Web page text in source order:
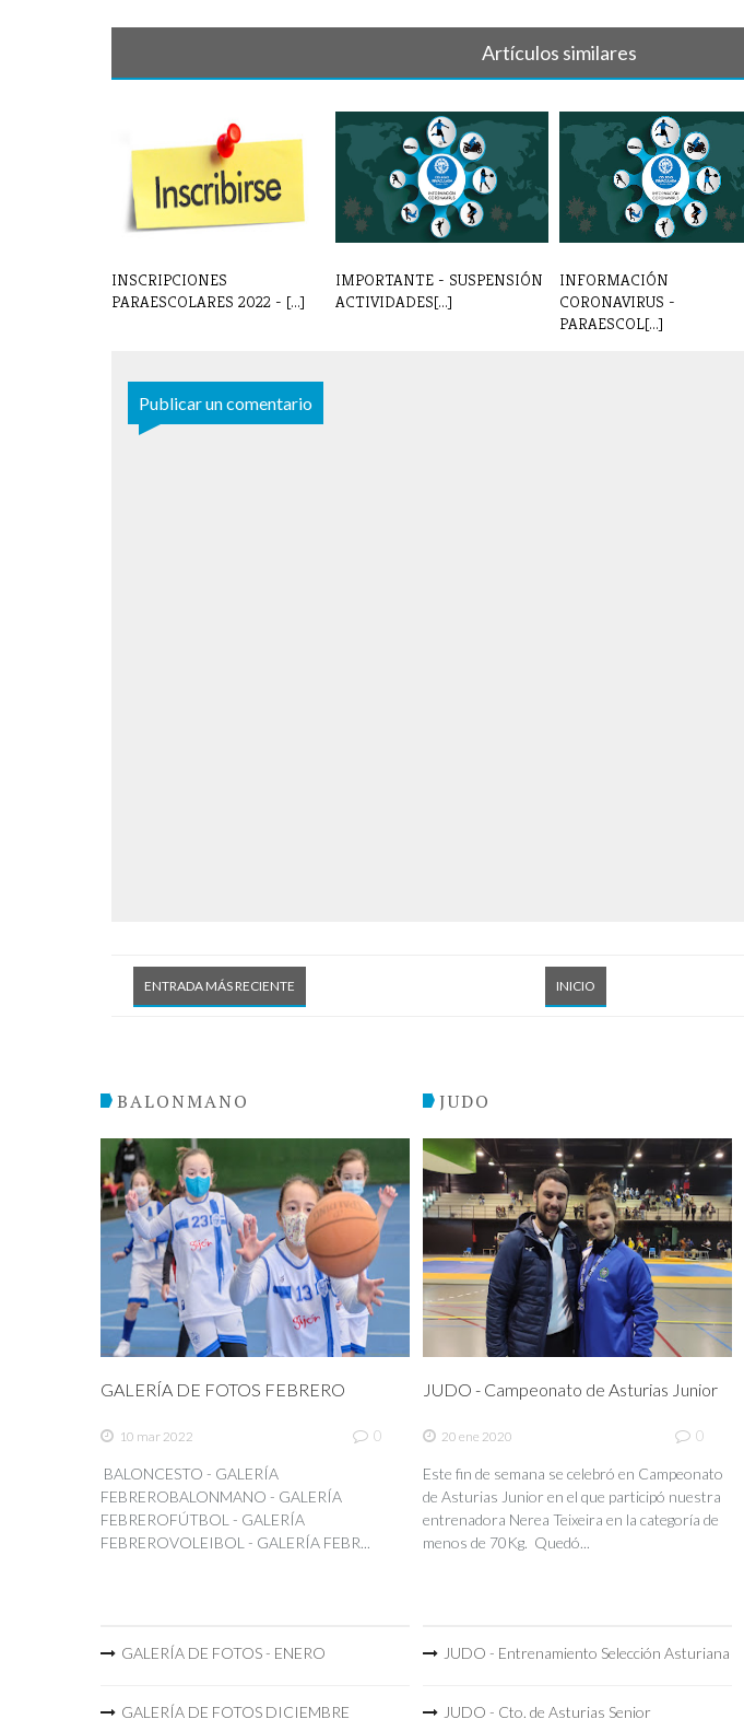
Artículos similares
INSCRIPCIONES
PARAESCOLARES 2022 - [...]
IMPORTANTE - SUSPENSIÓN
ACTIVIDADES[...]
INFORMACIÓN
CORONAVIRUS -
PARAESCOL[...]
Publicar un comentario
ENTRADA MÁS RECIENTE INICIO
BALONMANO
GALERÍA DE FOTOS FEBRERO
10 mar 2022 0
BALONCESTO - GALERÍA
FEBREROBALONMANO - GALERÍA
FEBREROFÚTBOL - GALERÍA
FEBREROVOLEIBOL - GALERÍA FEBR...
GALERÍA DE FOTOS - ENERO
GALERÍA DE FOTOS DICIEMBRE
JUDO
JUDO - Campeonato de Asturias Junior
20 ene 2020 0
Este fin de semana se celebró en Campeonato
de Asturias Junior en el que participó nuestra
entrenadora Nerea Teixeira en la categoría de
menos de 70Kg. Quedó...
JUDO - Entrenamiento Selección Asturiana
JUDO - Cto. de Asturias Senior